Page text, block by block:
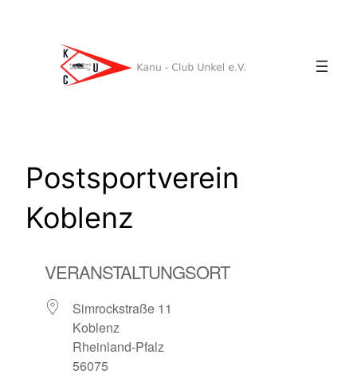
Postsportverein
Koblenz
VERANSTALTUNGSORT
Simrockstraße 11
Koblenz
Rheinland-Pfalz
56075